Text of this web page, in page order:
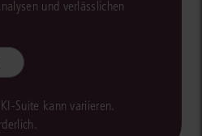
und verlässlichen
Suite kann variieren.